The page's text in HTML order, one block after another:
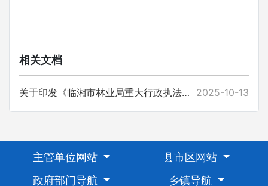
相关文档
关于印发《临湘市林业局重大行政执法决定法制审核和集体讨论决定制度》 的通知 2025-10-13
主管单位网站
县市区网站
政府部门导航
乡镇导航